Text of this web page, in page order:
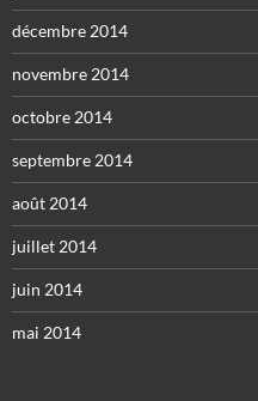
décembre 2014
novembre 2014
octobre 2014
septembre 2014
août 2014
juillet 2014
juin 2014
mai 2014